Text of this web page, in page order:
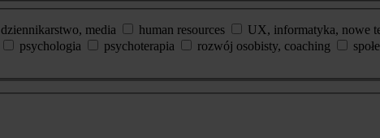
dziennikarstwo, media human resources UX, informatyka, nowe
psychologia psychoterapia rozwój osobisty, coaching